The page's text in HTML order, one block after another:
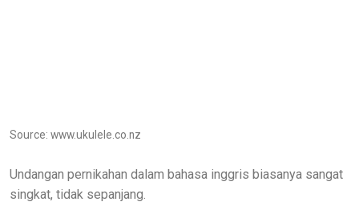
Source: www.ukulele.co.nz
Undangan pernikahan dalam bahasa inggris biasanya sangat
singkat, tidak sepanjang.